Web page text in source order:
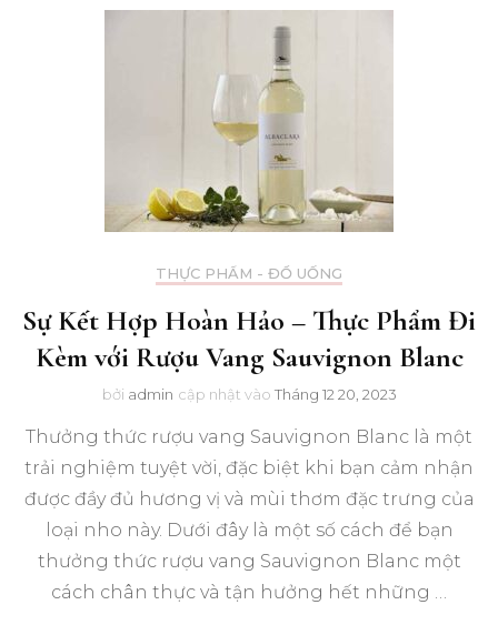
THỰC PHẨM - ĐỒ UỐNG
Sự Kết Hợp Hoàn Hảo – Thực Phẩm Đi
Kèm với Rượu Vang Sauvignon Blanc
bởi admin cập nhật vào Tháng 12 20, 2023
Thưởng thức rượu vang Sauvignon Blanc là một
trải nghiệm tuyệt vời, đặc biệt khi bạn cảm nhận
được đầy đủ hương vị và mùi thơm đặc trưng của
loại nho này. Dưới đây là một số cách để bạn
thưởng thức rượu vang Sauvignon Blanc một
cách chân thực và tận hưởng hết những …